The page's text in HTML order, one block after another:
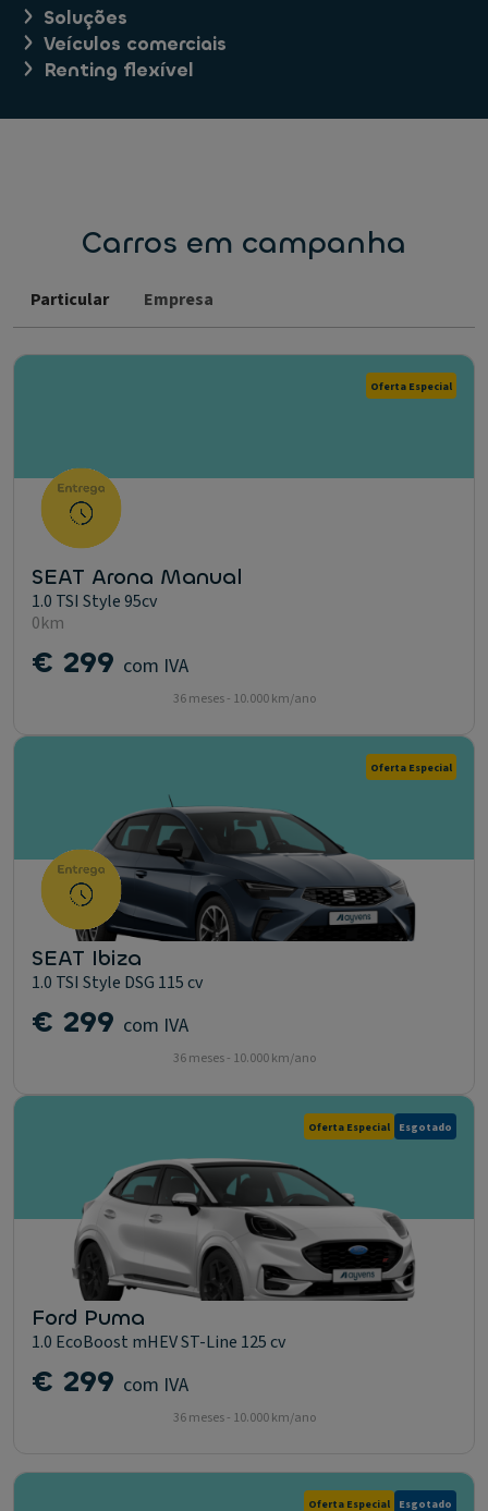
Soluções
Veículos comerciais
Renting flexível
Carros em campanha
Particular Empresa
Oferta Especial
SEAT Arona Manual
1.0 TSI Style 95cv
0km
€ 299 com IVA
36 meses - 10.000 km/ano
Oferta Especial
SEAT Ibiza
1.0 TSI Style DSG 115 cv
€ 299 com IVA
36 meses - 10.000 km/ano
Oferta Especial Esgotado
Ford Puma
1.0 EcoBoost mHEV ST-Line 125 cv
€ 299 com IVA
36 meses - 10.000 km/ano
Oferta Especial Esgotado